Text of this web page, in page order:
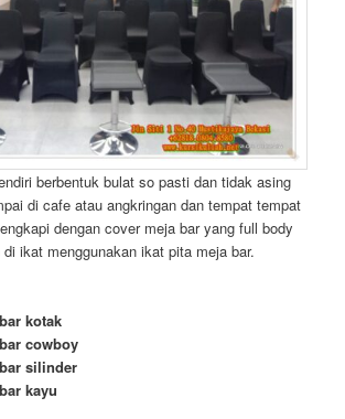
berbentuk bulat so pasti dan tidak asing
di cafe atau angkringan dan tempat tempat
dengan cover meja bar yang full body
ikat menggunakan ikat pita meja bar.
kotak
cowboy
silinder
kayu